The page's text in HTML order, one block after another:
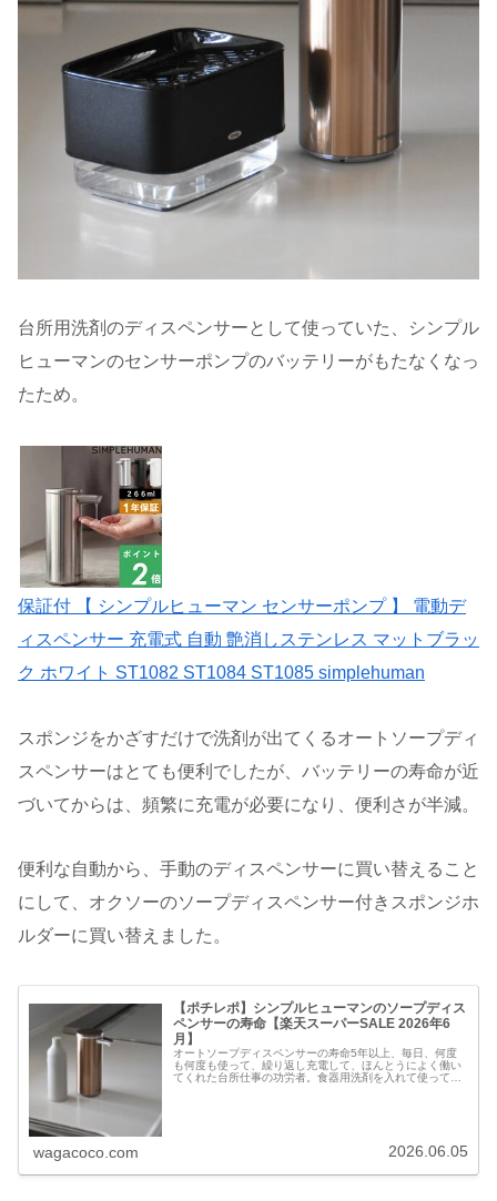
台所用洗剤のディスペンサーとして使っていた、シンプル
ヒューマンのセンサーポンプのバッテリーがもたなくなっ
たため。
保証付 【 シンプルヒューマン センサーポンプ 】 電動デ
ィスペンサー 充電式 自動 艶消しステンレス マットブラッ
ク ホワイト ST1082 ST1084 ST1085 simplehuman
スポンジをかざすだけで洗剤が出てくるオートソープディ
スペンサーはとても便利でしたが、バッテリーの寿命が近
づいてからは、頻繁に充電が必要になり、便利さが半減。
便利な自動から、手動のディスペンサーに買い替えること
にして、オクソーのソープディスペンサー付きスポンジホ
ルダーに買い替えました。
【ポチレポ】シンプルヒューマンのソープディス
ペンサーの寿命【楽天スーパーSALE 2026年6
月】
オートソープディスペンサーの寿命5年以上、毎日、何度
も何度も使って、繰り返し充電して、ほんとうによく働い
てくれた台所仕事の功労者。食器用洗剤を入れて使ってき
wagacoco.com 2026.06.05